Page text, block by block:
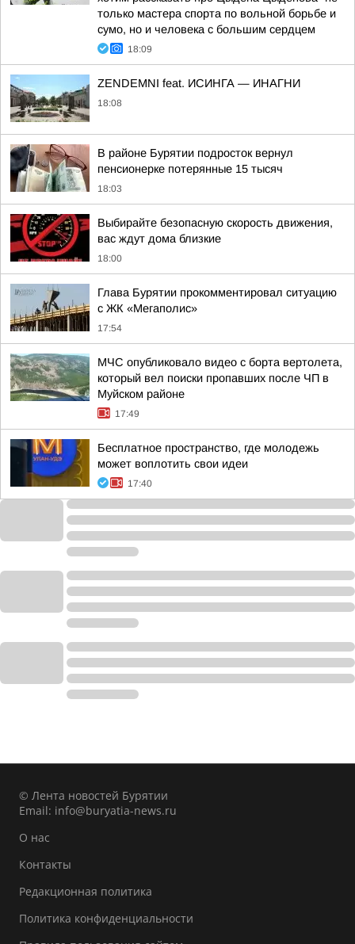
только мастера спорта по вольной борьбе и
сумо, но и человека с большим сердцем
18:09
ZENDEMNI feat. ИСИНГА — ИНАГНИ
18:08
В районе Бурятии подросток вернул
пенсионерке потерянные 15 тысяч
18:03
Выбирайте безопасную скорость движения,
вас ждут дома близкие
18:00
Глава Бурятии прокомментировал ситуацию
с ЖК «Мегаполис»
17:54
МЧС опубликовало видео с борта вертолета,
который вел поиски пропавших после ЧП в
Муйском районе
17:49
Бесплатное пространство, где молодежь
может воплотить свои идеи
17:40
© Лента новостей Бурятии
Email: info@buryatia-news.ru
О нас
Контакты
Редакционная политика
Политика конфиденциальности